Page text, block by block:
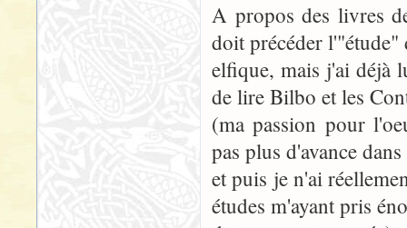
A propos des livres
doit précéder l'"étude"
elfique, mais j'ai déjà
de lire Bilbo et les
(ma passion pour
pas plus d'avance
et puis je n'ai
études m'ayant pris